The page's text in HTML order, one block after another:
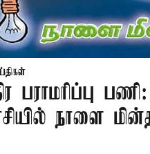
பராமரிப்பு பணி:
நாளை